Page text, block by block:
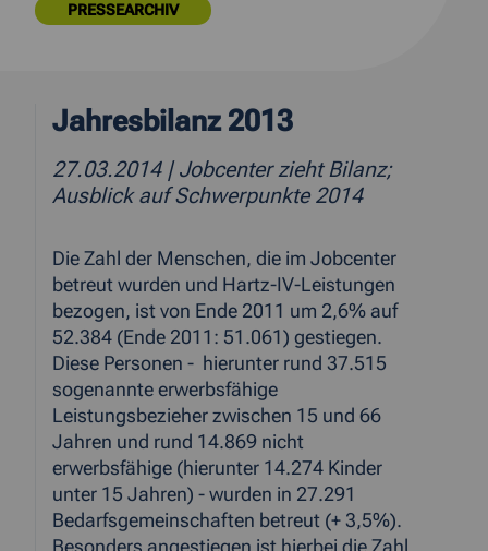
PRESSEARCHIV
Jahresbilanz 2013
27.03.2014 | Jobcenter zieht Bilanz;
Ausblick auf Schwerpunkte 2014
Die Zahl der Menschen, die im Jobcenter
betreut wurden und Hartz-IV-Leistungen
bezogen, ist von Ende 2011 um 2,6% auf
52.384 (Ende 2011: 51.061) gestiegen.
Diese Personen - hierunter rund 37.515
sogenannte erwerbsfähige
Leistungsbezieher zwischen 15 und 66
Jahren und rund 14.869 nicht
erwerbsfähige (hierunter 14.274 Kinder
unter 15 Jahren) - wurden in 27.291
Bedarfsgemeinschaften betreut (+ 3,5%).